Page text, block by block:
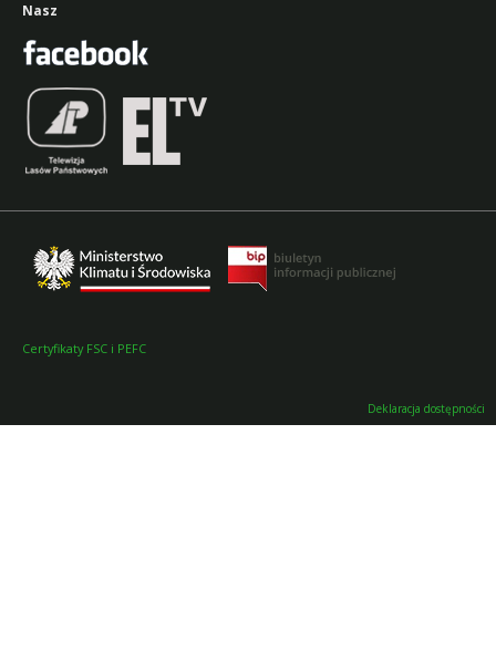
Nasz
Certyfikaty FSC i PEFC
Deklaracja dostępności